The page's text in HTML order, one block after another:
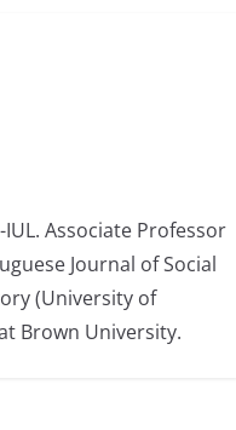
Associate Professor
Journal of Social
(University of
Brown University.